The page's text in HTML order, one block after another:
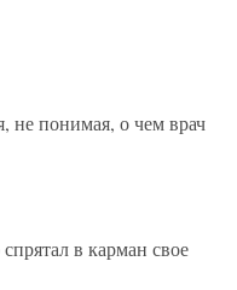
не понимая, о чем врач
в карман свое